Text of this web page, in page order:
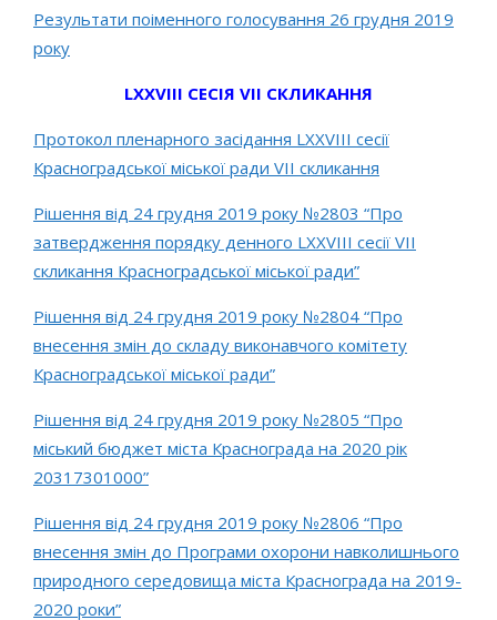
Результати поіменного голосування 26 грудня 2019
року
LXXVІIІ СЕСІЯ VII СКЛИКАННЯ
Протокол пленарного засідання LХХVІІІ сесії
Красноградської міської ради VІІ скликання
Рішення від 24 грудня 2019 року №2803 “Про
затвердження порядку денного LХХVІІІ сесії VІІ
скликання Красноградської міської ради”
Рішення від 24 грудня 2019 року №2804 “Про
внесення змін до складу виконавчого комітету
Красноградської міської ради”
Рішення від 24 грудня 2019 року №2805 “Про
міський бюджет міста Краснограда на 2020 рік
20317301000”
Рішення від 24 грудня 2019 року №2806 “Про
внесення змін до Програми охорони навколишнього
природного середовища міста Краснограда на 2019-
2020 роки”